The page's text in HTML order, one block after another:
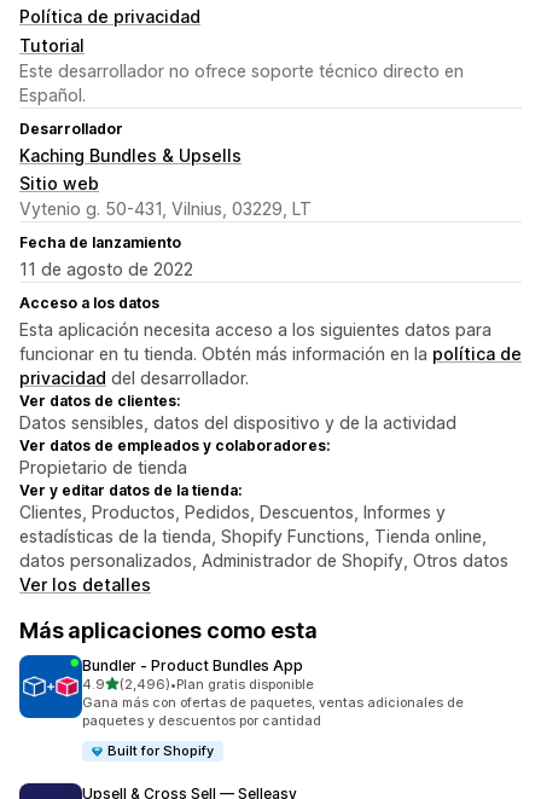
Política de privacidad
Tutorial
Este desarrollador no ofrece soporte técnico directo en
Español.
Desarrollador
Kaching Bundles & Upsells
Sitio web
Vytenio g. 50-431, Vilnius, 03229, LT
Fecha de lanzamiento
11 de agosto de 2022
Acceso a los datos
Esta aplicación necesita acceso a los siguientes datos para
funcionar en tu tienda. Obtén más información en la política de
privacidad del desarrollador.
Ver datos de clientes:
Datos sensibles, datos del dispositivo y de la actividad
Ver datos de empleados y colaboradores:
Propietario de tienda
Ver y editar datos de la tienda:
Clientes, Productos, Pedidos, Descuentos, Informes y
estadísticas de la tienda, Shopify Functions, Tienda online,
datos personalizados, Administrador de Shopify, Otros datos
Ver los detalles
Más aplicaciones como esta
Bundler ‑ Product Bundles App
4.9de 5 estrellas
(2,496)
2496 reseñas en total
•Plan gratis disponible
Gana más con ofertas de paquetes, ventas adicionales de
paquetes y descuentos por cantidad
Built for Shopify
Upsell & Cross Sell — Selleasy